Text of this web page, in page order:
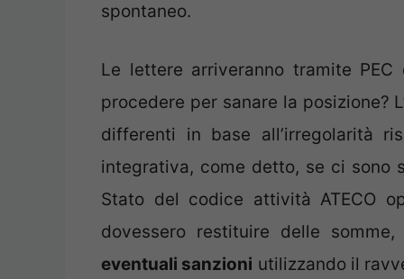
spontaneo.
Le lettere arriveranno tramite
procedere per sanare la posizione?
differenti in base all’irregolarità
integrativa, come detto, se ci sono
Stato del codice attività ATECO
dovessero restituire delle
eventuali sanzioni utilizzando il